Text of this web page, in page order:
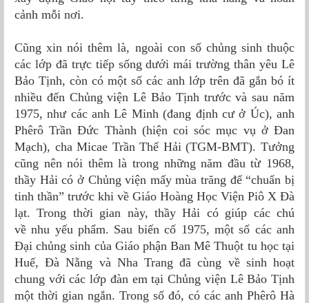
cảnh mỗi nơi.
Cũng xin nói thêm là, ngoài con số chủng sinh thuộc
các lớp đã trực tiếp sống dưới mái trường thân yêu Lê
Bảo Tịnh, còn có một số các anh lớp trên đã gắn bó ít
nhiều đến Chủng viện Lê Bảo Tịnh trước và sau năm
1975, như các anh Lê Minh (đang định cư ở Úc), anh
Phêrô Trần Ðức Thành (hiện coi sóc mục vụ ở Ðan
Mạch), cha Micae Trần Thế Hải (TGM-BMT). Tưởng
cũng nên nói thêm là trong những năm đầu từ 1968,
thầy Hải có ở Chủng viện mấy mùa trăng để “chuẩn bị
tinh thần” trước khi về Giáo Hoàng Học Viện Piô X Ðà
lạt. Trong thời gian này, thầy Hải có giúp các chú
về nhu yếu phẩm. Sau biến cố 1975, một số các anh
Ðại chủng sinh của Giáo phận Ban Mê Thuột tu học tại
Huế, Ðà Nẵng và Nha Trang đã cùng về sinh hoạt
chung với các lớp đàn em tại Chủng viện Lê Bảo Tịnh
một thời gian ngắn. Trong số đó, có các anh Phêrô Hà